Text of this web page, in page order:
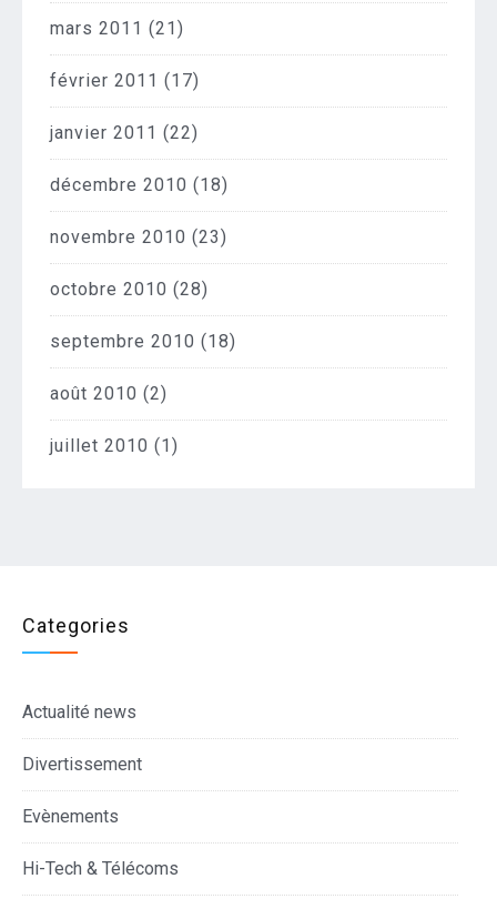
mars 2011 (21)
février 2011 (17)
janvier 2011 (22)
décembre 2010 (18)
novembre 2010 (23)
octobre 2010 (28)
septembre 2010 (18)
août 2010 (2)
juillet 2010 (1)
Categories
Actualité news
Divertissement
Evènements
Hi-Tech & Télécoms